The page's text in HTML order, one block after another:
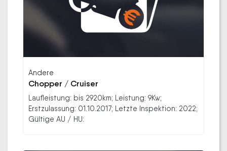
Andere
Chopper / Cruiser
Laufleistung: bis 2920km; Leistung: 9Kw;
Erstzulassung: 01.10.2017; Letzte Inspektion: 2022;
Gültige AU / HU: